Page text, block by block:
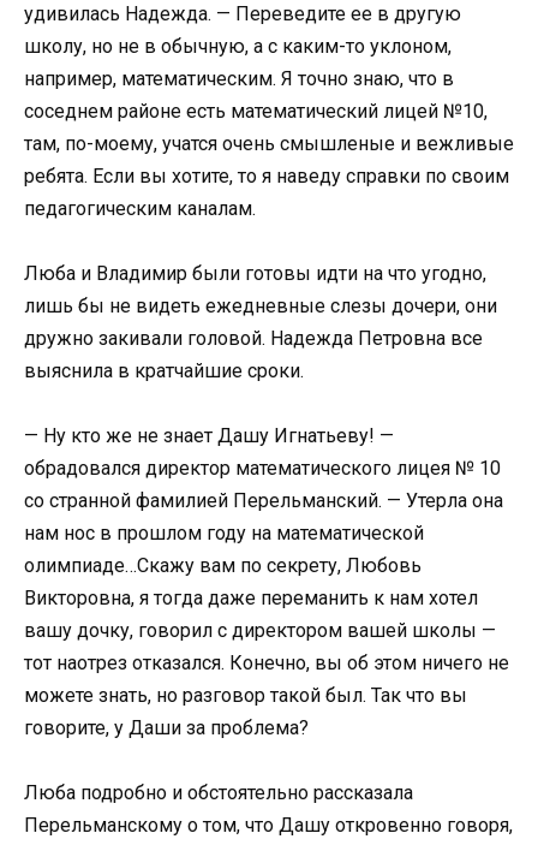
удивилась Надежда. — Переведите ее в другую
школу, но не в обычную, а с каким-то уклоном,
например, математическим. Я точно знаю, что в
соседнем районе есть математический лицей №10,
там, по-моему, учатся очень смышленые и вежливые
ребята. Если вы хотите, то я наведу справки по своим
педагогическим каналам.
Люба и Владимир были готовы идти на что угодно,
лишь бы не видеть ежедневные слезы дочери, они
дружно закивали головой. Надежда Петровна все
выяснила в кратчайшие сроки.
— Ну кто же не знает Дашу Игнатьеву! —
обрадовался директор математического лицея № 10
со странной фамилией Перельманский. — Утерла она
нам нос в прошлом году на математической
олимпиаде…Скажу вам по секрету, Любовь
Викторовна, я тогда даже переманить к нам хотел
вашу дочку, говорил с директором вашей школы —
тот наотрез отказался. Конечно, вы об этом ничего не
можете знать, но разговор такой был. Так что вы
говорите, у Даши за проблема?
Люба подробно и обстоятельно рассказала
Перельманскому о том, что Дашу откровенно говоря,